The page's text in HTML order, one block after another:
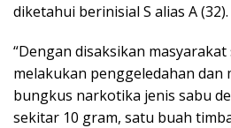
diketahui berinisial S alias A (32).
“Dengan disaksikan
melakukan penggeledahan dan
bungkus narkotika jenis sabu
sekitar 10 gram, satu buah